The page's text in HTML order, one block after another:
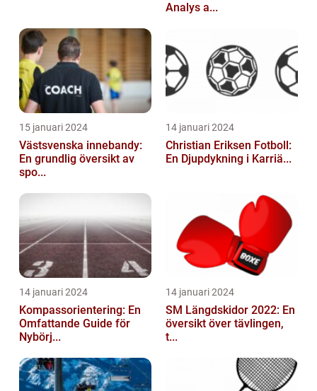
Analys a...
15 januari 2024
Västsvenska innebandy:
En grundlig översikt av
spo...
14 januari 2024
Christian Eriksen Fotboll:
En Djupdykning i Karriä...
14 januari 2024
Kompassorientering: En
Omfattande Guide för
Nybörj...
14 januari 2024
SM Längdskidor 2022: En
översikt över tävlingen,
t...